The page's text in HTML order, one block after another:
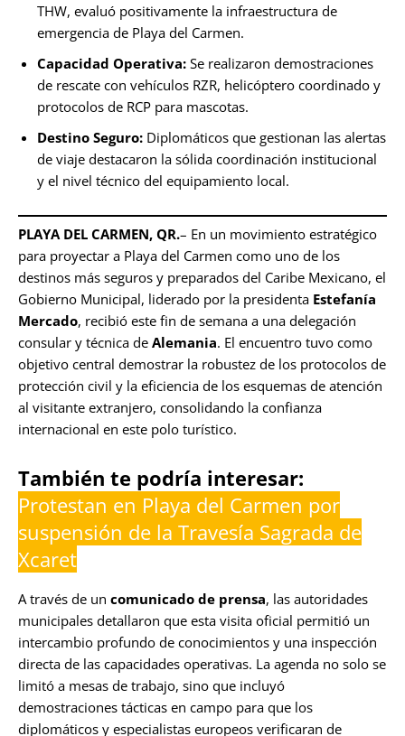
THW, evaluó positivamente la infraestructura de
emergencia de Playa del Carmen.
Capacidad Operativa: Se realizaron demostraciones
de rescate con vehículos RZR, helicóptero coordinado y
protocolos de RCP para mascotas.
Destino Seguro: Diplomáticos que gestionan las alertas
de viaje destacaron la sólida coordinación institucional
y el nivel técnico del equipamiento local.
PLAYA DEL CARMEN, QR.– En un movimiento estratégico
para proyectar a Playa del Carmen como uno de los
destinos más seguros y preparados del Caribe Mexicano, el
Gobierno Municipal, liderado por la presidenta Estefanía
Mercado, recibió este fin de semana a una delegación
consular y técnica de Alemania. El encuentro tuvo como
objetivo central demostrar la robustez de los protocolos de
protección civil y la eficiencia de los esquemas de atención
al visitante extranjero, consolidando la confianza
internacional en este polo turístico.
También te podría interesar:
Protestan en Playa del Carmen por
suspensión de la Travesía Sagrada de
Xcaret
A través de un comunicado de prensa, las autoridades
municipales detallaron que esta visita oficial permitió un
intercambio profundo de conocimientos y una inspección
directa de las capacidades operativas. La agenda no solo se
limitó a mesas de trabajo, sino que incluyó
demostraciones tácticas en campo para que los
diplomáticos y especialistas europeos verificaran de